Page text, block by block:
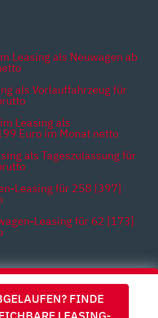
FINDE
Leasing als Neuwagen ab
als Vorlauffahrzeug für
Leasing als
Euro im Monat netto
als Tageszulassung für
Leasing für 258 [397]
Leasing für 62 [173]